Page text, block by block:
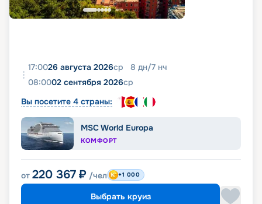
17:0026 августа 2026ср 8 дн/7 нч
08:0002 сентября 2026ср
Вы посетите 4 страны:
MSC World Europa
КОМФОРТ
от 220 367 ₽ /чел +1 000
Выбрать круиз